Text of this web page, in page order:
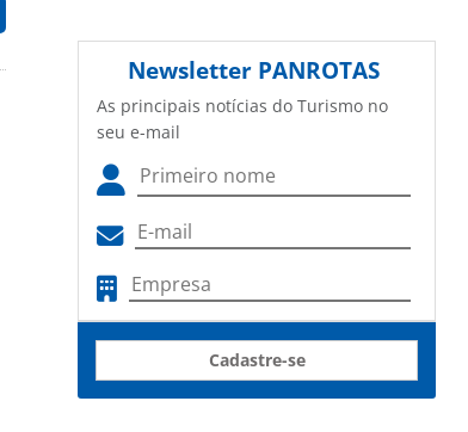
Newsletter PANROTAS
As principais notícias do Turismo no
seu e-mail
Cadastre-se